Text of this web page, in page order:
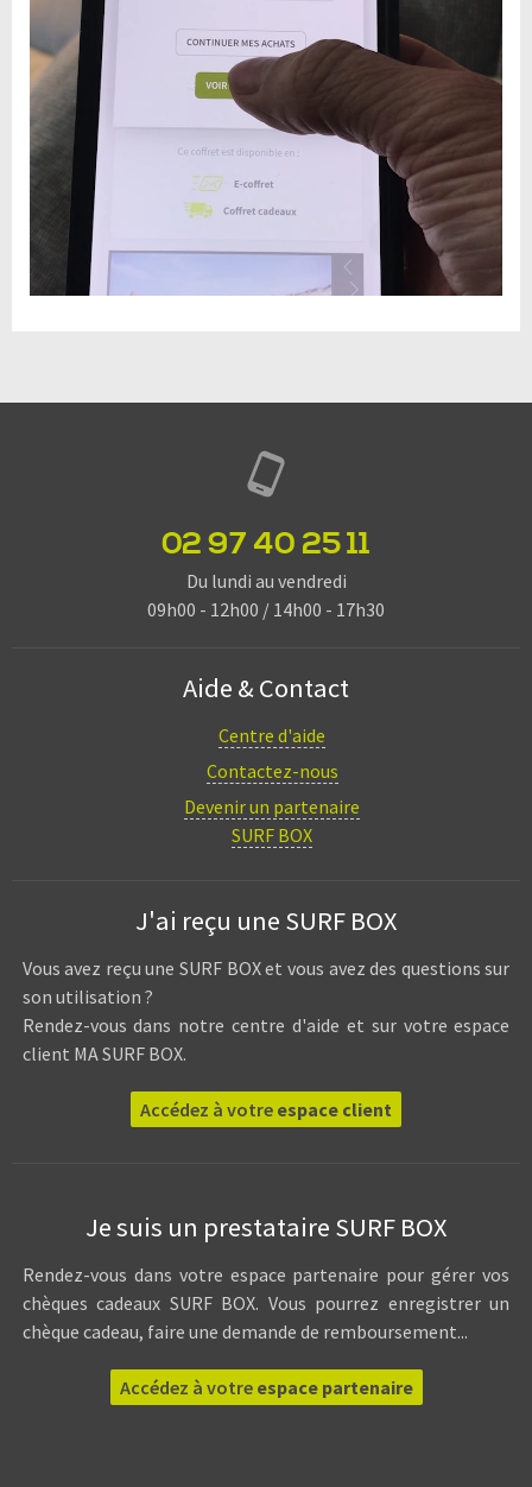
02 97 40 25 11
Du lundi au vendredi
09h00 - 12h00 / 14h00 - 17h30
Aide & Contact
Centre d'aide
Contactez-nous
Devenir un partenaire
SURF BOX
J'ai reçu une SURF BOX
Vous avez reçu une SURF BOX et vous avez des questions sur
son utilisation ?
Rendez-vous dans notre centre d'aide et sur votre espace
client MA SURF BOX.
Accédez à votre espace client
Je suis un prestataire SURF BOX
Rendez-vous dans votre espace partenaire pour gérer vos
chèques cadeaux SURF BOX. Vous pourrez enregistrer un
chèque cadeau, faire une demande de remboursement...
Accédez à votre espace partenaire